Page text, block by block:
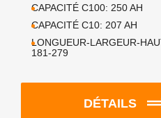
CAPACITÉ C100: 250AH
CAPACITÉ C10: 207 AH
LONGUEUR-LARGEUR-
181-279
DÉTAILS